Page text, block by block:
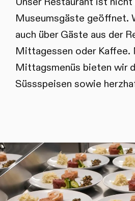
Museumsgäste geöffnet.
auch über Gäste aus der
Mittagessen oder Kaffee.
Mittagsmenüs bieten wir
Süssspeisen sowie